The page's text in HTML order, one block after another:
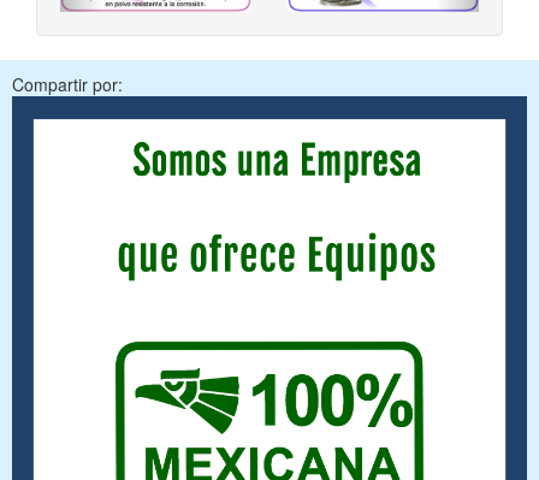
Compartir por: